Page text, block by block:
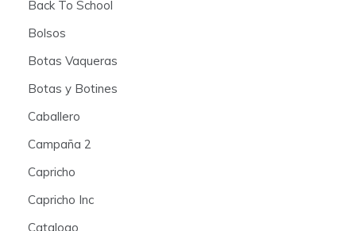
Back To School
Bolsos
Botas Vaqueras
Botas y Botines
Caballero
Campaña 2
Capricho
Capricho Inc
Catalogo